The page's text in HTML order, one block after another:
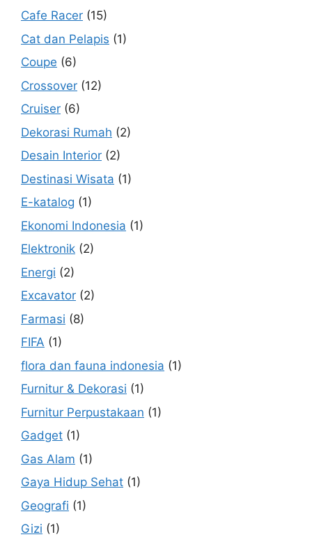
Cafe Racer (15)
Cat dan Pelapis (1)
Coupe (6)
Crossover (12)
Cruiser (6)
Dekorasi Rumah (2)
Desain Interior (2)
Destinasi Wisata (1)
E-katalog (1)
Ekonomi Indonesia (1)
Elektronik (2)
Energi (2)
Excavator (2)
Farmasi (8)
FIFA (1)
flora dan fauna indonesia (1)
Furnitur & Dekorasi (1)
Furnitur Perpustakaan (1)
Gadget (1)
Gas Alam (1)
Gaya Hidup Sehat (1)
Geografi (1)
Gizi (1)